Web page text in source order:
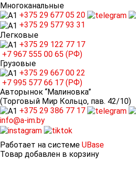
Многоканальные
+375 29 677 05 20
+375 29 577 93 31
Легковые
+375 29 122 77 17
+7 967 555 00 65 (РФ)
Грузовые
+375 29 667 00 22
+7 995 577 66 17 (РФ)
Авторынок “Малиновка”
(Торговый Мир Кольцо, пав. 42/10)
+375 29 386 77 17
info@a-im.by
Работает на системе UBase
Товар добавлен в корзину